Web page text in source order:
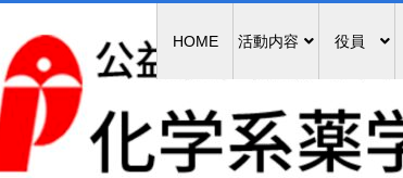
HOME 活動内容 役員